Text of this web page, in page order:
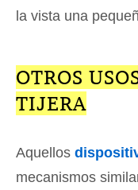
la vista una
OTROS
TIJERA
Aquellos
mecanismos